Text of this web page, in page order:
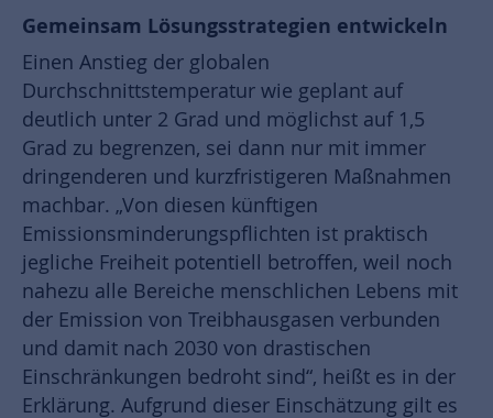
Gemeinsam Lösungsstrategien entwickeln
Einen Anstieg der globalen
Durchschnittstemperatur wie geplant auf
deutlich unter 2 Grad und möglichst auf 1,5
Grad zu begrenzen, sei dann nur mit immer
dringenderen und kurzfristigeren Maßnahmen
machbar. „Von diesen künftigen
Emissionsminderungspflichten ist praktisch
jegliche Freiheit potentiell betroffen, weil noch
nahezu alle Bereiche menschlichen Lebens mit
der Emission von Treibhausgasen verbunden
und damit nach 2030 von drastischen
Einschränkungen bedroht sind“, heißt es in der
Erklärung. Aufgrund dieser Einschätzung gilt es